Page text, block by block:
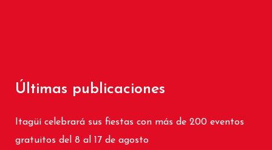
Últimas publicaciones
Itagüí celebrará sus fiestas con más de 200 eventos
gratuitos del 8 al 17 de agosto